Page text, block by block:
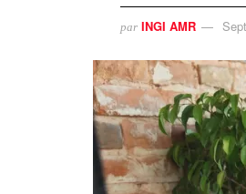
par INGI AMR